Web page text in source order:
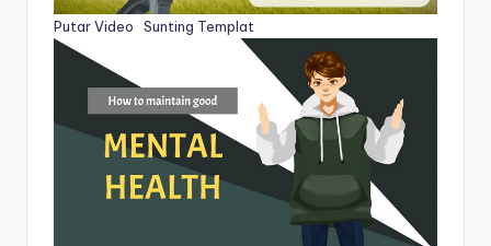
Putar Video Sunting Templat